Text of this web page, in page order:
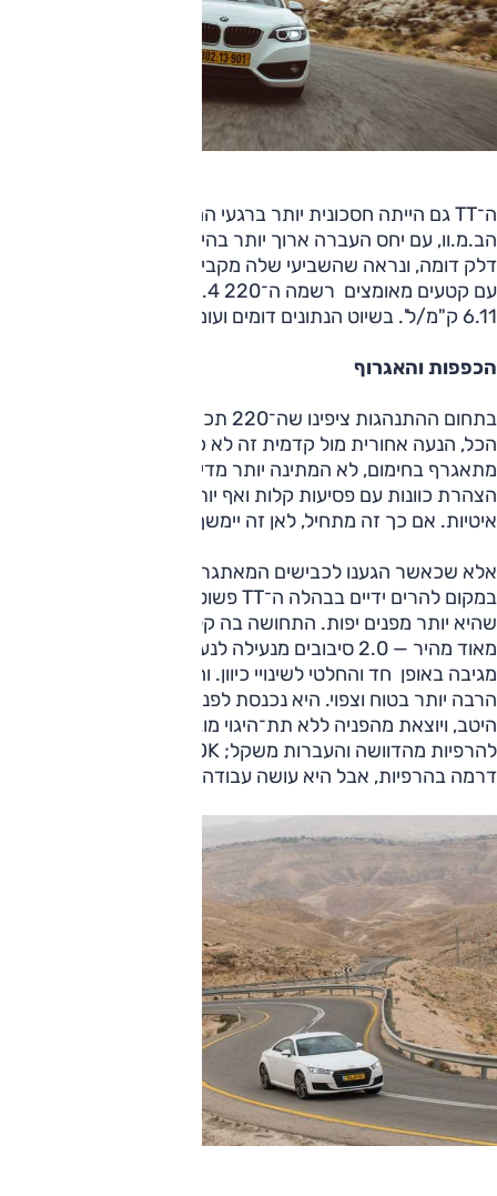
ה־TT גם הייתה חסכונית יותר ברגעי המחץ, למרות שבשיוט,
הב.מ.וו, עם יחס העברה ארוך יותר בהילוך שמיני, הציגה צריכת
6.11 ק"מ/ל'. בשיוט הנתונים דומים ועומדים על 15.1 ק"מ/ל'.
הכפפות והאגרוף
מתאגרף בחימום, לא המתינה יותר מדי ושלפה כבר בעיר
הצהרת כוונות עם פסיעות קלות ואף יותר בצמתים ובמהלך פניות
איטיות. אם כך זה מתחיל, לאן זה יימשך ואיך זה יסתיים?
אלא שכאשר הגענו לכבישים המאתגרים יותר מבחינת נהיגה,
במקום להרים ידיים בבהלה ה־TT פשוט פתחה מבערים והראתה
שהיא יותר מפנים יפות. התחושה בה קלילה בהרבה ויחד עם היגוי
מגיבה באופן חד והחלטי לשינויי כיוון. והיא גם עושה זאת באופן
הרבה יותר בטוח וצפוי. היא נכנסת לפניות באופן חד, אוחזת
היטב, ויוצאת מהפניה ללא תת־היגוי מוגזם ועם תגובות נכונות
דרמה בהרפיות, אבל היא עושה עבודה.